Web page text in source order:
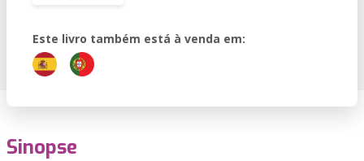
Este livro também está à venda em:
Sinopse